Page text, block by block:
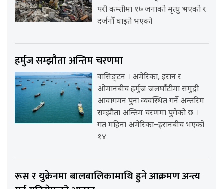
परी कम्तीमा १७ जनाको मृत्यु भएको र
दर्जनौँ घाइते भएको
हर्मुज सम्झौता अन्तिम चरणमा
वासिङ्टन । अमेरिका, इरान र
ओमानबीच हर्मुज जलघाँटीमा समुद्री
आवागमन पुनः व्यवस्थित गर्ने अन्तरिम
सम्झौता अन्तिम चरणमा पुगेको छ ।
गत महिना अमेरिका–इरानबीच भएको
१४
रूस र युक्रेनमा बालबालिकामाथि हुने आक्रमण अन्त्य